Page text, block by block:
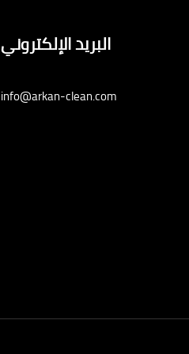
البريد الإلكتروني
info@arkan-clean.com